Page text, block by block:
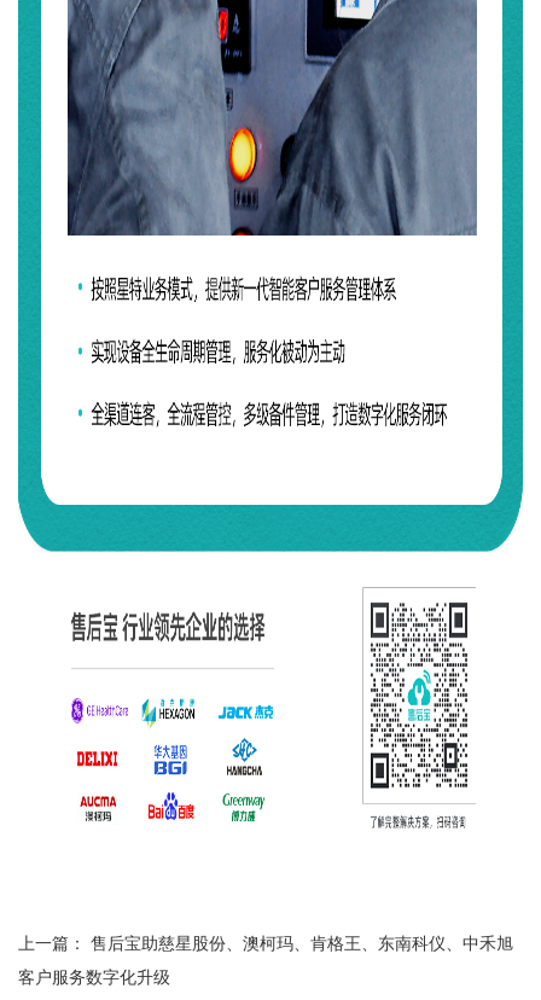
上一篇： 售后宝助慈星股份、澳柯玛、肯格王、东南科仪、中禾旭
客户服务数字化升级